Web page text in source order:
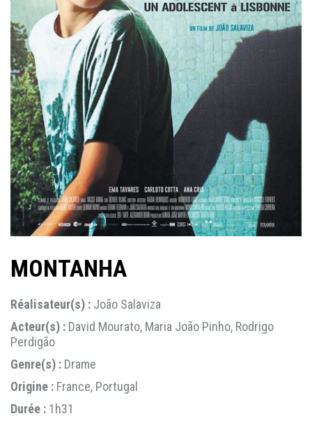
MONTANHA
Réalisateur(s) : João Salaviza
Acteur(s) : David Mourato, Maria João Pinho, Rodrigo
Perdigão
Genre(s) : Drame
Origine : France, Portugal
Durée : 1h31